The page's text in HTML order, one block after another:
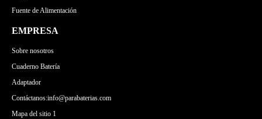
Fuente de Alimentación
EMPRESA
Sobre nosotros
Cuaderno Batería
Adaptador
Contáctanos:info@parabaterias.com
Mapa del sitio 1